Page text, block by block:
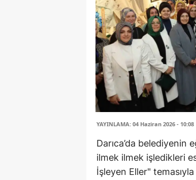
YAYINLAMA: 04 Haziran 2026 - 10:08
Darıca’da belediyenin
ilmek ilmek işledikleri
İşleyen Eller"